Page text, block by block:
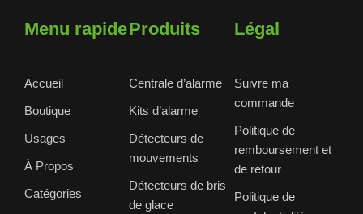
Menu rapide
Accueil
Boutique
Usages
À Propos
Catégories
Produits
Centrale d’alarme
Kits d’alarme
Détecteurs de
mouvements
Détecteurs de bris
de glace
Légal
Suivre ma
commande
Politique de
remboursement et
de retour
Politique de